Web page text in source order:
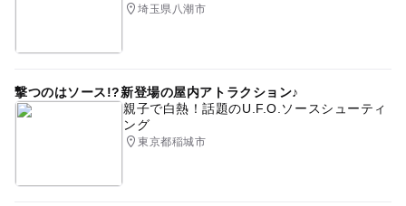
埼玉県八潮市
撃つのはソース!?新登場の屋内アトラクション♪
親子で白熱！話題のU.F.O.ソースシューティ
ング
東京都稲城市